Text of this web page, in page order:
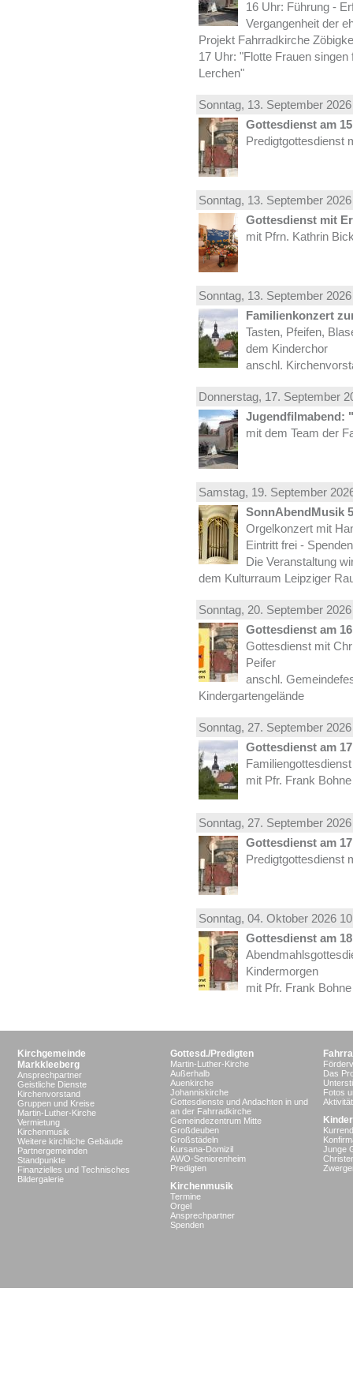
16 Uhr: Führung -
Vergangenheit der
Projekt Fahrradkirche
17 Uhr: "Flotte Frauen
Lerchen"
Sonntag, 13. September
Gottesdienst am
Predigtgottesdienst
Sonntag, 13. September
Gottesdienst mit
mit Pfrn. Kathrin
Sonntag, 13. September
Familienkonzert
Tasten, Pfeifen,
dem Kinderchor
anschl.
Donnerstag, 17. September
Jugendfilmabend:
mit dem Team der
Samstag, 19. September
SonnAbendMusik 5
Orgelkonzert mit
Eintritt frei -
Die Veranstaltung
dem Kulturraum Leipziger
Sonntag, 20. September
Gottesdienst am
Gottesdienst mit
Peifer
anschl.
Kindergartengelände
Sonntag, 27. September
Gottesdienst am
mit Pfr. Frank
Sonntag, 27. September
Gottesdienst am
Predigtgottesdienst
Sonntag, 04. Oktober 2026
Gottesdienst am
Kindermorgen
mit Pfr. Frank Bohne
Kirchgemeinde
Markkleeberg
Ansprechpartner
Geistliche Dienste
Kirchenvorstand
Gruppen und Kreise
Martin-Luther-Kirche
Vermietung
Kirchenmusik
Weitere kirchliche Gebäude
Partnergemeinden
Standpunkte
Finanzielles und Technisches
Bildergalerie
Gottesd./Predigten
Martin-Luther-Kirche
Außerhalb
Auenkirche
Johanniskirche
Gottesdienste und Andachten in und
an der Fahrradkirche
Gemeindezentrum Mitte
Großdeuben
Großstädeln
Kursana-Domizil
AWO-Seniorenheim
Predigten
Kirchenmusik
Termine
Orgel
Ansprechpartner
Spenden
Das
Fotos
Junge